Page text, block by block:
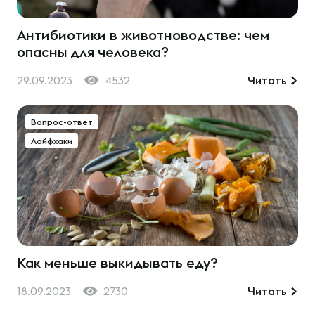
Антибиотики в животноводстве: чем
опасны для человека?
29.09.2023 4532 Читать
Вопрос-ответ
Лайфхаки
Как меньше выкидывать еду?
18.09.2023 2730 Читать